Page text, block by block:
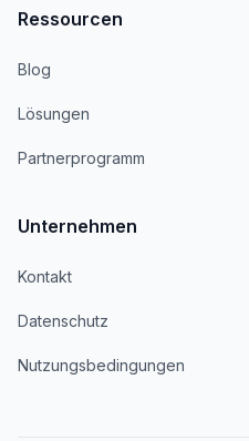
Ressourcen
Blog
Lösungen
Partnerprogramm
Unternehmen
Kontakt
Datenschutz
Nutzungsbedingungen